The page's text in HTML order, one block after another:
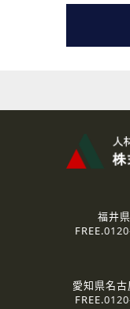
たします。
( 3 ) スタッフ派遣を
お問い合わせの内
なお、ご連絡手段は
資料送付、受講相
その他、お問い合
なお、ご連絡手段は
2.個人情報の第三者
ご提供いただいた個
3.個人情報の取り扱
弊社の定める個人情
人情報を委託する場
福井
FREE.
愛知県名
FREE.